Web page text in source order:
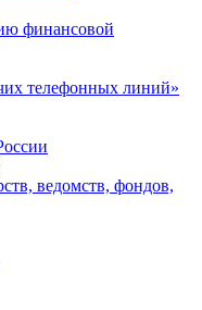
финансовой
телефонных линий»
ведомств, фондов,